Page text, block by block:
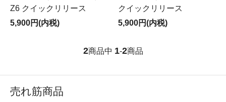
Z6 クイックリリース
5,900円(内税)
クイックリリース
5,900円(内税)
2商品中 1-2商品
売れ筋商品